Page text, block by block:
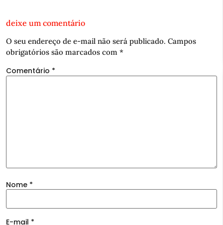
deixe um comentário
O seu endereço de e-mail não será publicado. Campos
obrigatórios são marcados com *
Comentário *
Nome *
E-mail *